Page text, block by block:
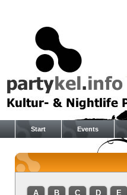
Start Events
A B C D E